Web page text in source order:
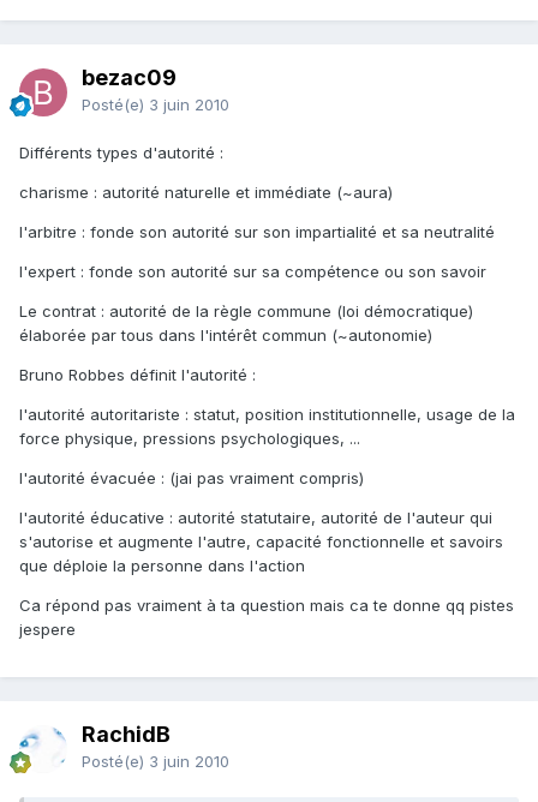
bezac09
Posté(e) 3 juin 2010
Différents types d'autorité :
charisme : autorité naturelle et immédiate (~aura)
l'arbitre : fonde son autorité sur son impartialité et sa neutralité
l'expert : fonde son autorité sur sa compétence ou son savoir
Le contrat : autorité de la règle commune (loi démocratique)
élaborée par tous dans l'intérêt commun (~autonomie)
Bruno Robbes définit l'autorité :
l'autorité autoritariste : statut, position institutionnelle, usage de la
force physique, pressions psychologiques, ...
l'autorité évacuée : (jai pas vraiment compris)
l'autorité éducative : autorité statutaire, autorité de l'auteur qui
s'autorise et augmente l'autre, capacité fonctionnelle et savoirs
que déploie la personne dans l'action
Ca répond pas vraiment à ta question mais ca te donne qq pistes
jespere
RachidB
Posté(e) 3 juin 2010